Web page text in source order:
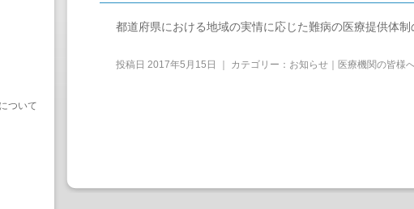
ついて
都道府県における地域の実情に応じた難病の医療提供体制
投稿日 2017年5月15日 ｜ カテゴリー： お知らせ｜医療機関の皆様